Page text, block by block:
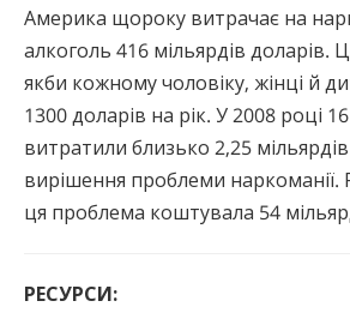
Америка щороку витрачає на
алкоголь 416 мільярдів доларів.
якби кожному чоловіку, жінці й
1300 доларів на рік. У 2008 році
витратили близько 2,25
вирішення проблеми наркоманії.
ця проблема коштувала 54
РЕСУРСИ: